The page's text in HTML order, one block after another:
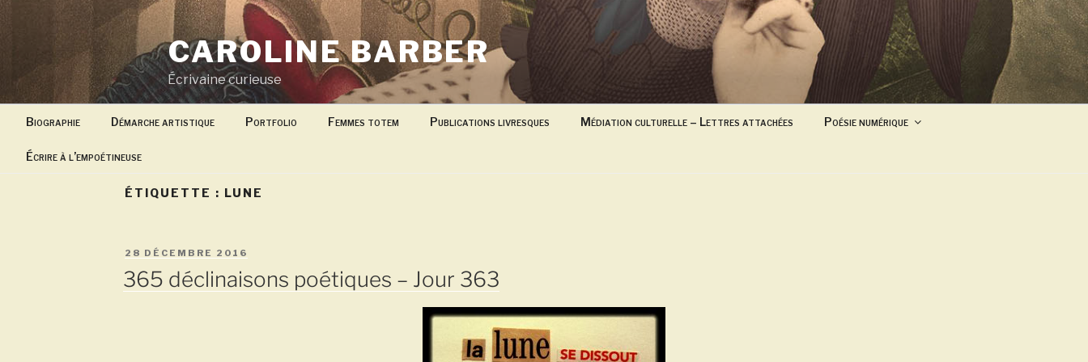
Aller
principal
CAROLINE BARBER
Écrivaine curieuse
Biographie Démarche artistique Portfolio Femmes totem Publications livresques Médiation culturelle – Lettres attachées Poésie numérique
Écrire à l’empoétineuse
ÉTIQUETTE : LUNE
PUBLIÉ
LE
28 DÉCEMBRE 2016
365 déclinaisons poétiques – Jour 363